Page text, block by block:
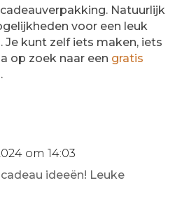
Natuurlijk
voor een leuk
Je kunt zelf iets maken, iets
op zoek naar een gratis
.
om 14:03
ideeën! Leuke